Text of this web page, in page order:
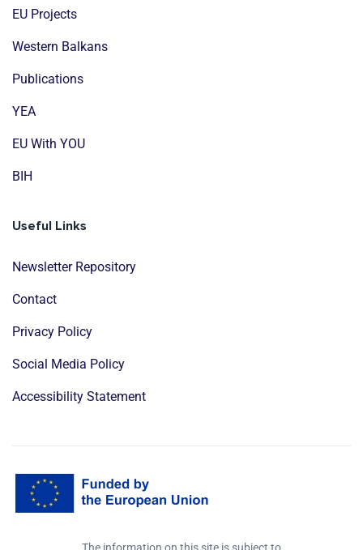
EU Projects
Western Balkans
Publications
YEA
EU With YOU
BIH
Useful Links
Newsletter Repository
Contact
Privacy Policy
Social Media Policy
Accessibility Statement